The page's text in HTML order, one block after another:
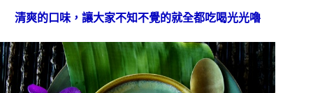
清爽的口味，讓大家不知不覺的就全都吃喝光光嚕